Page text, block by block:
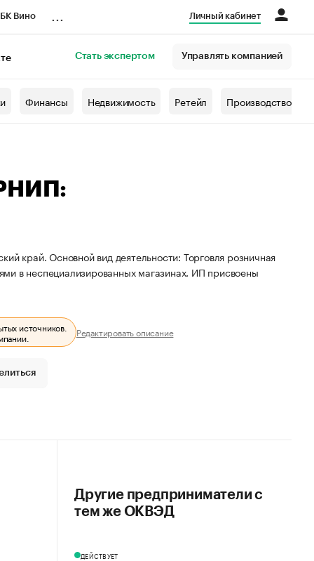
Вино Личный кабинет
Стать экспертом Управлять компанией
Финансы Недвижимость Ретейл Производство
край. Основной вид деятельности: Торговля розничная
в неспециализированных магазинах. ИП присвоены
источников. Редактировать описание
Другие предприниматели с
тем же ОКВЭД
ДЕЙСТВУЕТ